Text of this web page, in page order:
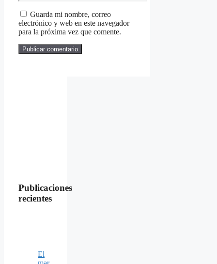
Guarda mi nombre, correo
electrónico y web en este navegador
para la próxima vez que comente.
Publicaciones
recientes
El